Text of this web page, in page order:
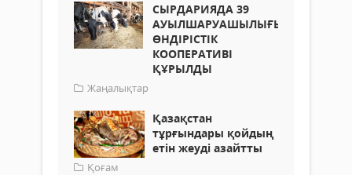
СЫРДАРИЯДА 39
АУЫЛШАРУАШЫЛЫҒЫ
ӨНДІРІСТІК
КООПЕРАТИВІ
ҚҰРЫЛДЫ
Жаңалықтар
Қазақстан
тұрғындары қойдың
етін жеуді азайтты
Қоғам